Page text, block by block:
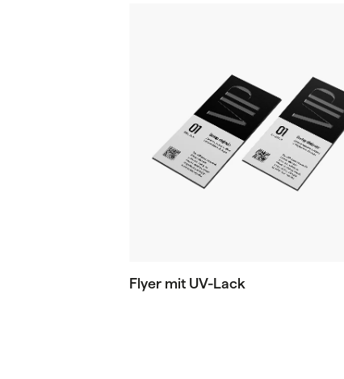
Flyer mit UV-Lack